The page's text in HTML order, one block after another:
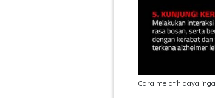
Cara melatih daya